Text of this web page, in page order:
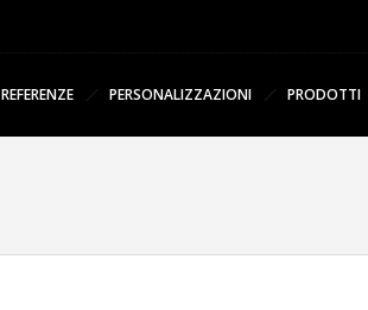
REFERENZE PERSONALIZZAZIONI PRODOTTI